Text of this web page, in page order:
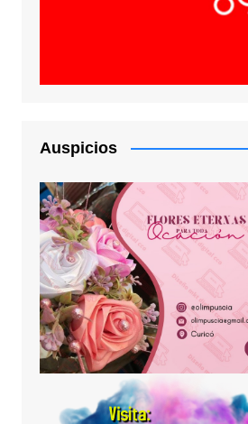
Auspicios